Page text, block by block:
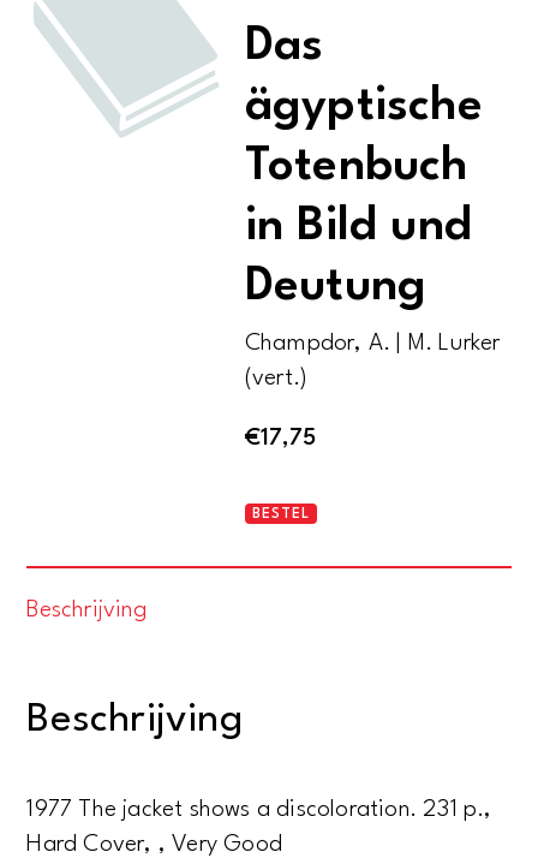
Das
ägyptische
Totenbuch
in Bild und
Deutung
Champdor, A. | M. Lurker
(vert.)
€17,75
Das
BESTEL
Beschrijving
Beschrijving
1977 The jacket shows a discoloration. 231 p.,
Hard Cover, , Very Good